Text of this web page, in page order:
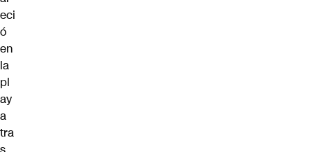
eci
ó
en
la
pl
ay
a
tra